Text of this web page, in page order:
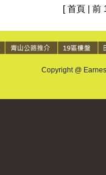
[ 首頁 | 前
Copyright @